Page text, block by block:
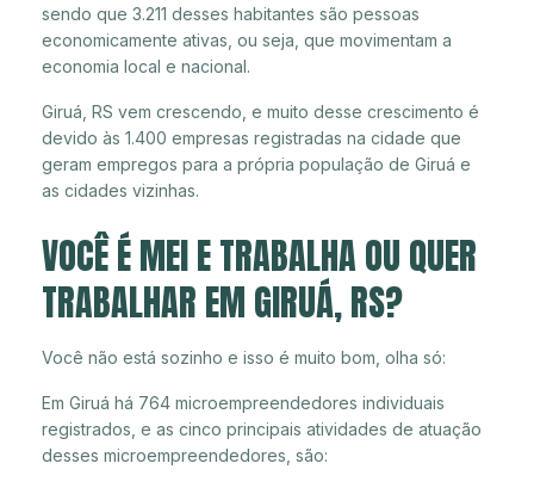
sendo que 3.211 desses habitantes são pessoas
economicamente ativas, ou seja, que movimentam a
economia local e nacional.
Giruá, RS vem crescendo, e muito desse crescimento é
devido às 1.400 empresas registradas na cidade que
geram empregos para a própria população de Giruá e
as cidades vizinhas.
VOCÊ É MEI E TRABALHA OU QUER
TRABALHAR EM GIRUÁ, RS?
Você não está sozinho e isso é muito bom, olha só:
Em Giruá há 764 microempreendedores individuais
registrados, e as cinco principais atividades de atuação
desses microempreendedores, são: